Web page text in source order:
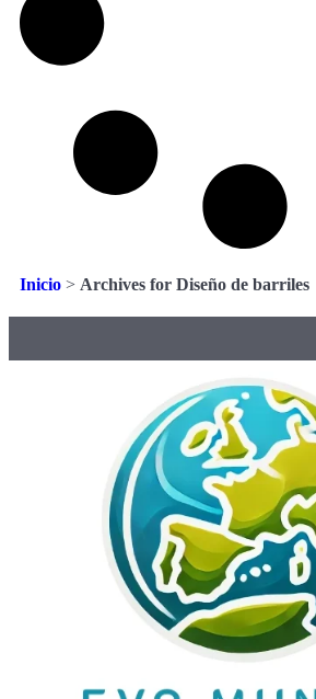
Inicio > Archives for Diseño de barriles